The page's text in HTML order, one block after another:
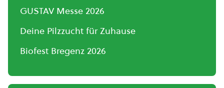
GUSTAV Messe 2026
Deine Pilzzucht für Zuhause
Biofest Bregenz 2026